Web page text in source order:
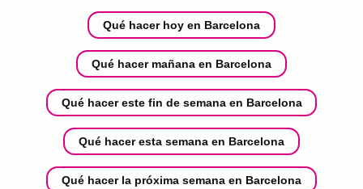
Qué hacer hoy en Barcelona
Qué hacer mañana en Barcelona
Qué hacer este fin de semana en Barcelona
Qué hacer esta semana en Barcelona
Qué hacer la próxima semana en Barcelona